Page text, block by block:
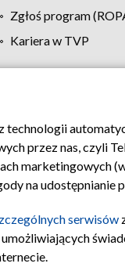
Zgłoś program
Kariera w TVP
Moje zgody
przez nas, czyli
marketingowych
na
serwisów